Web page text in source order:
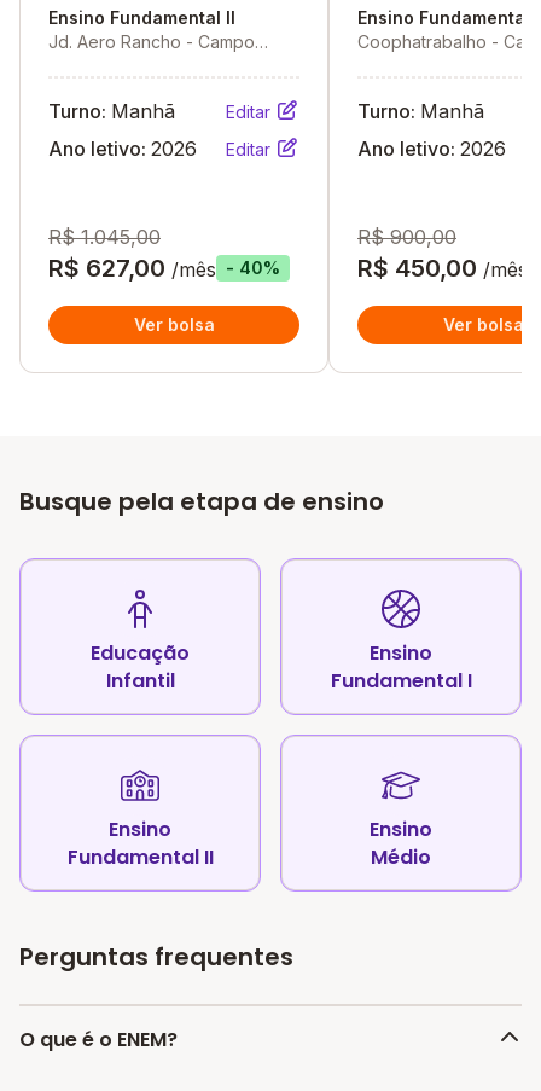
Ensino Fundamental II
Jd. Aero Rancho - Campo
Turno: Manhã Editar
Ano letivo: 2026 Editar
R$ 1.045,00
R$ 627,00 /mês - 40%
Ver bolsa
Ensino Fundamental
Coophatrabalho -
Turno: Manhã
Ano letivo: 2026
R$ 900,00
R$ 450,00 /mês
Ver bolsa
Busque pela etapa de ensino
Educação
Infantil
Ensino
Fundamental I
Ensino
Fundamental II
Ensino
Médio
Perguntas frequentes
O que é o ENEM?